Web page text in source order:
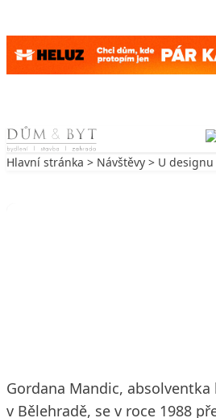
Skip to content
Hlavní stránka > Návštěvy > U
Gordana Mandic,
v Bělehradě, se v roce 1988